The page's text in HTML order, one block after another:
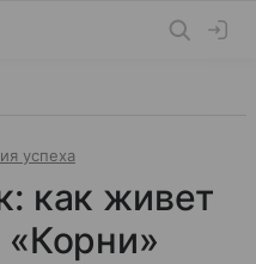
успеха
как живет